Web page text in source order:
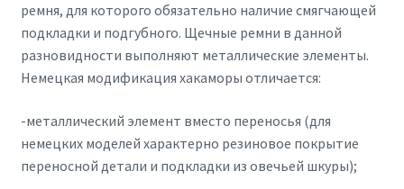
ремня, для которого обязательно наличие смягчающей
подкладки и подгубного. Щечные ремни в данной
разновидности выполняют металлические элементы.
Немецкая модификация хакаморы отличается:
-металлический элемент вместо переносья (для
немецких моделей характерно резиновое покрытие
переносной детали и подкладки из овечьей шкуры);